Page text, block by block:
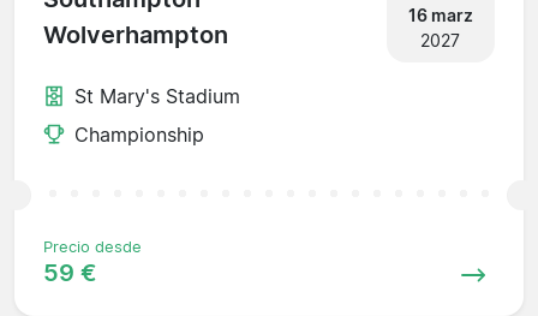
Wolverhampton
16 marz
2027
St Mary's Stadium
Championship
Precio desde
59 €